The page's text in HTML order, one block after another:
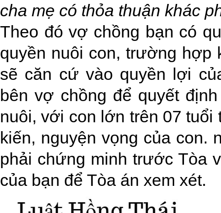
cha mẹ có thỏa thuận khác
Theo đó vợ chồng bạn có
quyền nuôi con, trường hợp
sẽ căn cứ vào quyền lợi
bên vợ chồng để quyết
nuôi, với con lớn trên 07 tuổi
kiến, nguyện vọng của con.
phải chứng minh trước Tòa
của bạn để Tòa án xem xét.